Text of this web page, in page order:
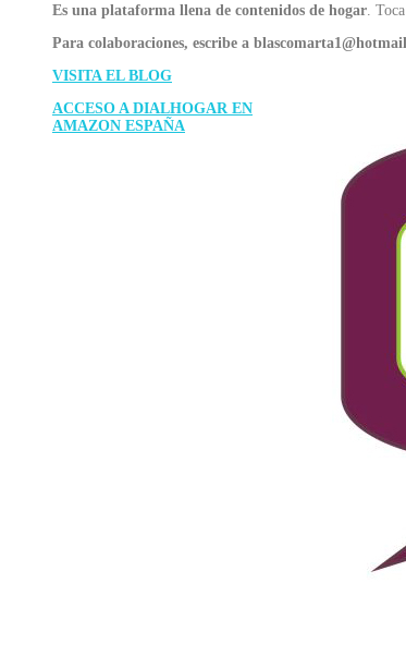
Es una plataforma llena de contenidos de hogar .
Para colaboraciones, escribe a
VISITA EL BLOG
ACCESO A DIALHOGAR EN
AMAZON ESPAÑA